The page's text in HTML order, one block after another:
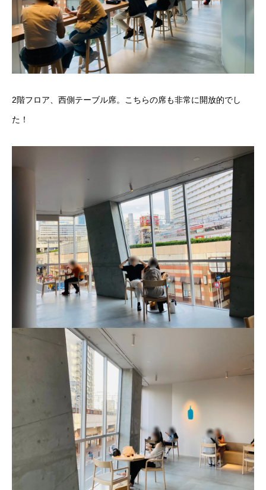
2階フロア、西側テーブル席。こちらの席も非常に開放的でし
た！